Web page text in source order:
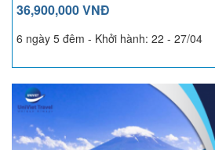
36,900,000 VNĐ
6 ngày 5 đêm - Khởi hành: 22 - 27/04